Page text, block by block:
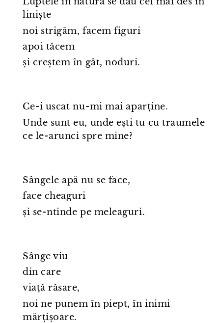
liniște
noi strigăm, facem figuri
apoi tăcem
și creștem în gât, noduri.
Ce⁠-⁠i uscat nu⁠-⁠mi mai aparține.
Unde sunt eu, unde ești tu cu traumele
ce le⁠-⁠arunci spre mine?
Sângele apă nu se face,
face cheaguri
și se⁠-⁠ntinde pe meleaguri.
Sânge viu
din care
viață răsare,
noi ne punem în piept, în inimi
mărțișoare.